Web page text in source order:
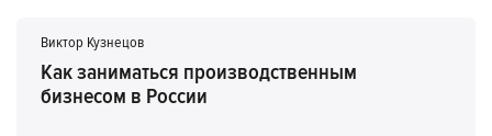
Виктор Кузнецов
Как заниматься производственным
бизнесом в России